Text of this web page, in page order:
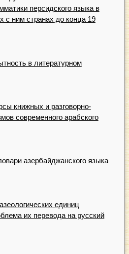
персидского языка в
с ним странах до конца 19
в литературном
книжных и разговорно-
современного арабского
азербайджанского языка
единиц
их перевода на русский